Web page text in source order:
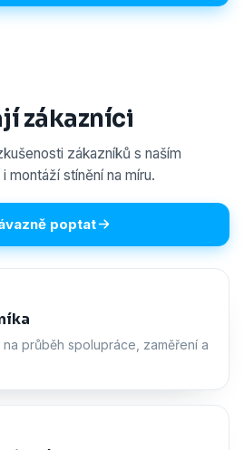
zákazníci
zákazníků s naším
montáží stínění na míru.
poptat
průběh spolupráce, zaměření a